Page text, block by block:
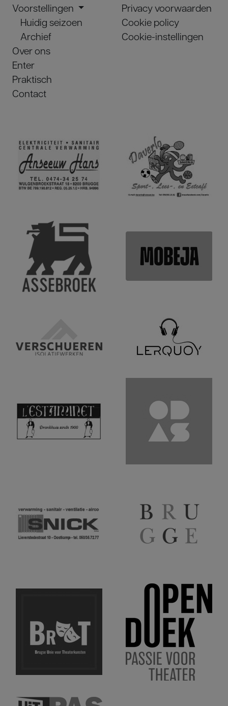
Voorstellingen
Huidig seizoen
Archief
Over ons
Enter
Praktisch
Contact
Privacy voorwaarden
Cookie policy
Cookie-instellingen